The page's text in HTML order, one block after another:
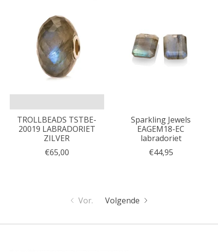
TROLLBEADS TSTBE-
20019 LABRADORIET
ZILVER
€65,00
Sparkling Jewels
EAGEM18-EC
labradoriet
€44,95
Vor. Volgende